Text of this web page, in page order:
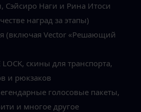
Сэйсиро Наги и Рина Итоси
наград за этапы)
(включая Vector «Решающий
скины для транспорта,
и рюкзаков
голосовые пакеты,
и многое другое